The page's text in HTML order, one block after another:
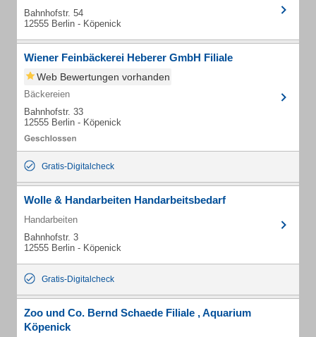
Bahnhofstr. 54
12555 Berlin - Köpenick
Wiener Feinbäckerei Heberer GmbH Filiale
Web Bewertungen vorhanden
Bäckereien
Bahnhofstr. 33
12555 Berlin - Köpenick
Gratis-Digitalcheck
Wolle & Handarbeiten Handarbeitsbedarf
Handarbeiten
Bahnhofstr. 3
12555 Berlin - Köpenick
Gratis-Digitalcheck
Zoo und Co. Bernd Schaede Filiale , Aquarium
Köpenick